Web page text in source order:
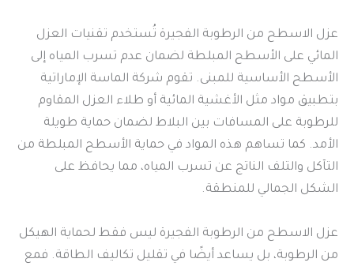
عزل الاسطح من الرطوبة الفجيرة تُستخدم تقنيات العزل
المائي على الأسطح المبلطة لضمان عدم تسرب المياه إلى
الأسطح الأساسية للمبنى. تقوم شركة الماسة الإماراتية
بتطبيق مواد مثل الأغشية المائية أو طلاء العزل المقاوم
للرطوبة على المسافات بين البلاط لضمان حماية طويلة
الأمد. كما تساهم هذه المواد في حماية الأسطح المبلطة من
التآكل والتلف الناتج عن تسرب المياه، مما يحافظ على
الشكل الجمالي للمنطقة.
عزل الاسطح من الرطوبة الفجيرة ليس فقط لحماية الهيكل
من الرطوبة، بل يساعد أيضًا في تقليل تكاليف الطاقة. فمع